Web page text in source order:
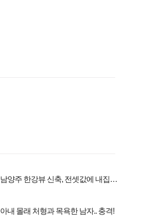
남양주 한강뷰 신축, 전셋값에 내집마
아내 몰래 처형과 목욕한 남자.. 충격!